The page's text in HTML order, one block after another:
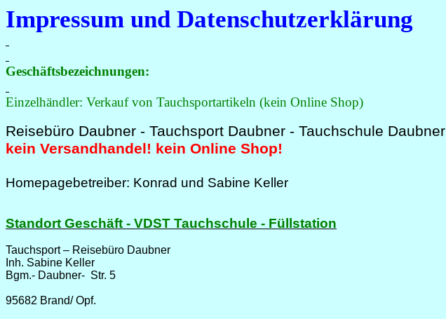
Impressum und Datenschutzerklärung
Geschäftsbezeichnungen:
Einzelhändler: Verkauf von Tauchsportartikeln (kein Online Shop)
Reisebüro Daubner - Tauchsport Daubner - Tauchschule Daubner
kein Versandhandel! kein Online Shop!
Homepagebetreiber: Konrad und Sabine Keller
Standort Geschäft - VDST Tauchschule - Füllstation
Tauchsport – Reisebüro Daubner
Inh. Sabine Keller
Bgm.- Daubner- Str. 5
95682 Brand/ Opf.